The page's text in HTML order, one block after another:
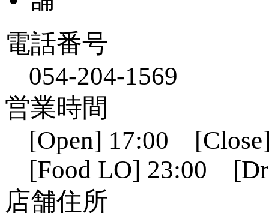
電話番号
054-204-1569
営業時間
[Open] 17:00
[Food LO] 23:00
店舗住所